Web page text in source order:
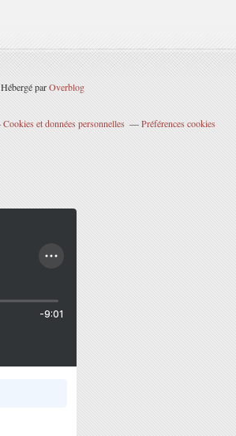
Hébergé parOverblog
Cookies et données personnelles Préférences cookies
-9:01